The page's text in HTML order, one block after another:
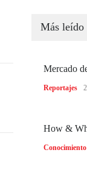
Más leído
Mercado
Reportajes
How &
Conocimiento